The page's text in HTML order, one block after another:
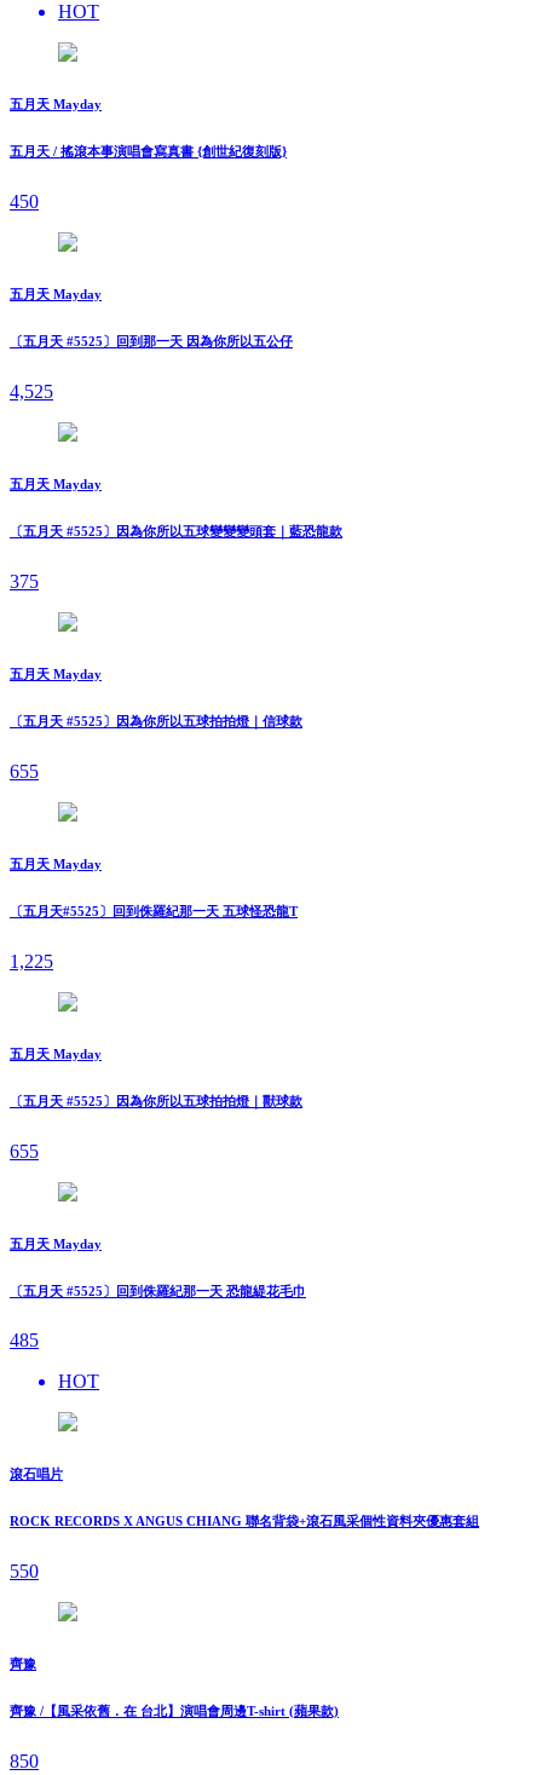
HOT
五月天 Mayday
五月天 / 搖滾本事演唱會寫真書 {創世紀復刻版}
450
五月天 Mayday
〔五月天 #5525〕回到那一天 因為你所以五公仔
4,525
五月天 Mayday
〔五月天 #5525〕因為你所以五球變變變頭套｜藍恐龍款
375
五月天 Mayday
〔五月天 #5525〕因為你所以五球拍拍燈｜信球款
655
五月天 Mayday
〔五月天#5525〕回到侏羅紀那一天 五球怪恐龍T
1,225
五月天 Mayday
〔五月天 #5525〕因為你所以五球拍拍燈｜獸球款
655
五月天 Mayday
〔五月天 #5525〕回到侏羅紀那一天 恐龍緹花毛巾
485
HOT
滾石唱片
ROCK RECORDS X ANGUS CHIANG 聯名背袋+滾石風采個性資料夾優惠套組
550
齊豫
齊豫 /【風采依舊．在 台北】演唱會周邊T-shirt (蘋果款)
850